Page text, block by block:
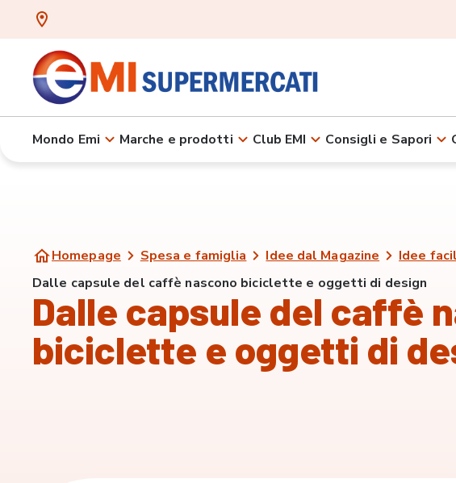
Mondo Emi Marche e prodotti Club EMI Consigli e Sapori
Homepage Spesa e famiglia Idee dal Magazine
Idee
Dalle capsule del caffè nascono biciclette e oggetti di design
Dalle capsule del caffè
biciclette e oggetti di